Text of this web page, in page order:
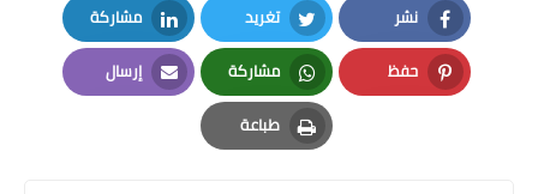
نشر
Facebook
تغريد
Twitter
مشاركة
LinkedIn
حفظ
Pinterest
مشاركة
Whatsapp
إرسال
Email
طباعة
Print